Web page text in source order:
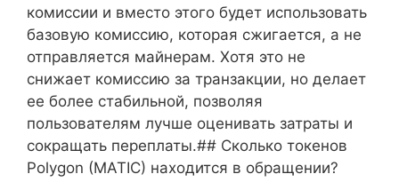
комиссии и вместо этого будет использовать
базовую комиссию, которая сжигается, а не
отправляется майнерам. Хотя это не
снижает комиссию за транзакции, но делает
ее более стабильной, позволяя
пользователям лучше оценивать затраты и
сокращать переплаты.## Сколько токенов
Polygon (MATIC) находится в обращении?